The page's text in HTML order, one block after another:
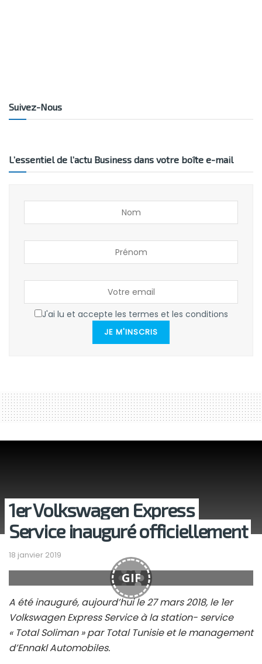
Suivez-Nous
L’essentiel de l’actu Business dans votre boîte e-mail
J'ai lu et accepte les termes et les conditions
JE M'INSCRIS
1er Volkswagen Express
Service inauguré officiellement
18 janvier 2019
GIF
A été inauguré, aujourd’hui le 27 mars 2018, le 1er
Volkswagen Express Service à la station- service
« Total Soliman » par Total Tunisie et le management
d’Ennakl Automobiles.